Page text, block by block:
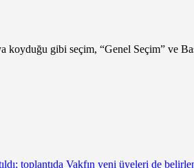
gibi seçim, “Genel Seçim” ve
toplantıda Vakfın yeni üyeleri de